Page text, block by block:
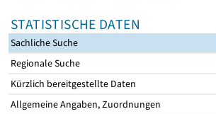
STATISTISCHE DATEN
Sachliche Suche
Regionale Suche
Kürzlich bereitgestellte Daten
Allgemeine Angaben, Zuordnungen